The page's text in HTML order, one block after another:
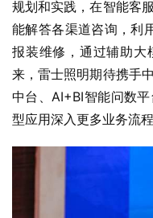
规划和实践，在智能客
能解答各渠道咨询，利
报装维修，通过辅助大
来，雷士照明期待携手
中台、AI+BI智能问数
型应用深入更多业务流程